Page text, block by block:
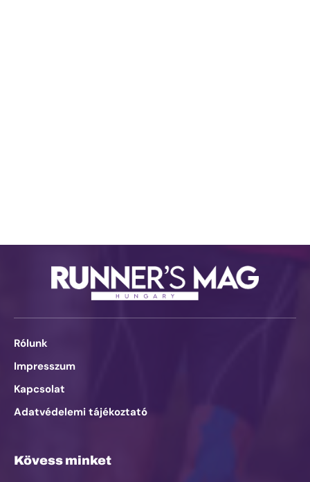
Rólunk
Impresszum
Kapcsolat
Adatvédelemi tájékoztató
Kövess minket